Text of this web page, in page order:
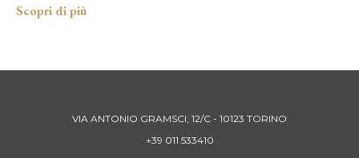
VIA ANTONIO GRAMSCI, 12/C - 10123 TORINO
+39 011 533410